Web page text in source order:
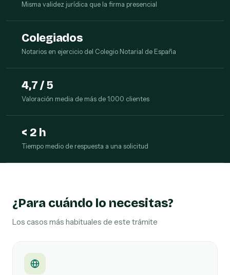
Misma validez jurídica que la firma presencial
Colegiados
Notarios en ejercicio del Colegio Notarial de España
4,7 / 5
Valoración media de más de 1.000 clientes
< 2 h
Tiempo medio de respuesta a una solicitud
¿Para cuándo lo necesitas?
Los casos más habituales de este trámite